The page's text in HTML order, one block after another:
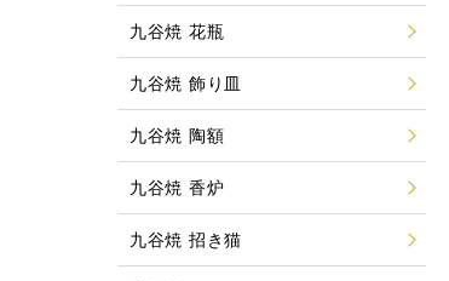
九谷焼 花瓶
九谷焼 飾り皿
九谷焼 陶額
九谷焼 香炉
九谷焼 招き猫